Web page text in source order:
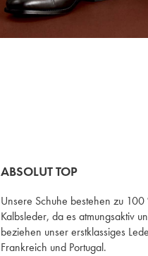
ABSOLUT TOP
Unsere Schuhe bestehen zu 100
Kalbsleder, da es atmungsaktiv
beziehen unser erstklassiges
Frankreich und Portugal.